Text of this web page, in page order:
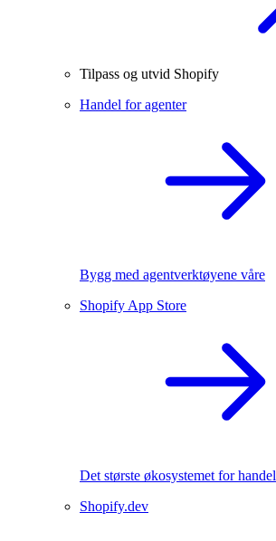
Tilpass og utvid Shopify
Handel for agenter
Bygg med agentverktøyene våre
Shopify App Store
Det største økosystemet for handel
Shopify.dev